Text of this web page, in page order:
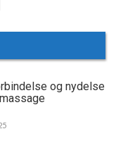
og nydelse